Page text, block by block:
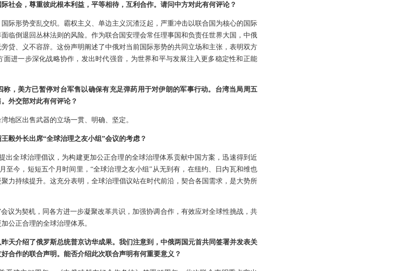
社会，尊重彼此根本利益，平等相待，互利合作。请问中方对此有何评论？
际形势变乱交织。霸权主义、单边主义沉渣泛起，严重冲击以联合国为核心的国际
临倒退回丛林法则的风险。作为联合国安理会常任理事国和负责任世界大国，中俄
贷、义不容辞。这份声明阐述了中俄对当前国际形势的共同立场和主张，表明双方
进一步深化战略协作，发出时代强音，为世界和平与发展注入更多稳定性和正能
，美方已暂停对台军售以确保有充足弹药用于对伊朗的军事行动。台湾当局周五
外交部对此有何评论？
地区出售武器的立场一贯、明确、坚定。
毅外长出席“全球治理之友小组”会议的考虑？
出全球治理倡议，为构建更加公正合理的全球治理体系贡献中国方案，迅速得到近
至今，短短五个月时间里，“全球治理之友小组”从无到有，在纽约、日内瓦和维也
力持续提升。这充分表明，全球治理倡议站在时代前沿，契合各国需求，是大势所
议为契机，同各方进一步凝聚改革共识，加强协调合作，有效应对全球性挑战，共
公正合理的全球治理体系。
天介绍了俄罗斯总统普京访华成果。我们注意到，中俄两国元首共同签署并发表关
合作的联合声明。能否介绍此次联合声明有何重要意义？